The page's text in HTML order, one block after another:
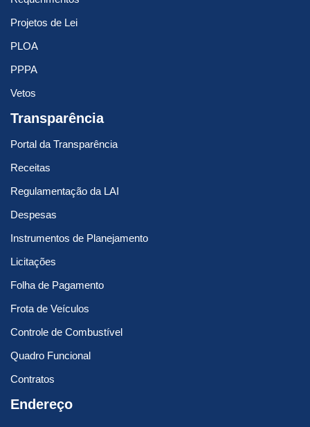
Projetos de Lei
PLOA
PPPA
Vetos
Transparência
Portal da Transparência
Receitas
Regulamentação da LAI
Despesas
Instrumentos de Planejamento
Licitações
Folha de Pagamento
Frota de Veículos
Controle de Combustível
Quadro Funcional
Contratos
Endereço